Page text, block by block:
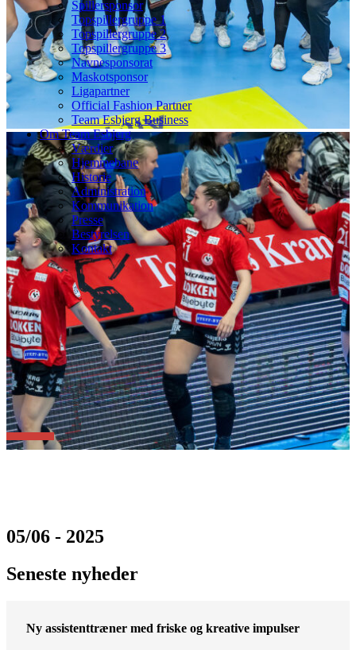
Spillersponsor
Topspillergruppe 1
Topspillergruppe 2
Topspillergruppe 3
Navnesponsorat
Maskotsponsor
Ligapartner
Official Fashion Partner
Team Esbjerg Business
Om Team Esbjerg
Værdier
Hjemmebane
Historie
Administration
Kommunikation
Presse
Bestyrelsen
Kontakt
05/06 - 2025
Seneste nyheder
Ny assistenttræner med friske og kreative impulser